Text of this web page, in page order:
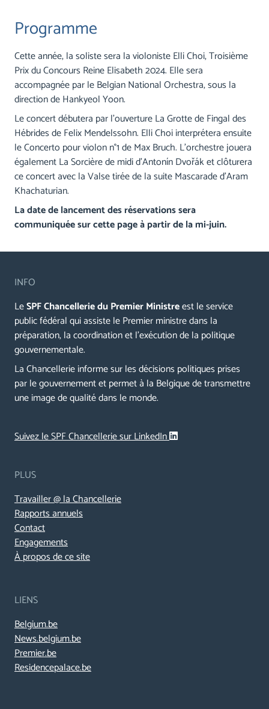
Programme
Cette année, la soliste sera la violoniste Elli Choi, Troisième
Prix du Concours Reine Elisabeth 2024. Elle sera
accompagnée par le Belgian National Orchestra, sous la
direction de Hankyeol Yoon.
Le concert débutera par l'ouverture La Grotte de Fingal des
Hébrides de Felix Mendelssohn. Elli Choi interprétera ensuite
le Concerto pour violon n°1 de Max Bruch. L’orchestre jouera
également La Sorcière de midi d'Antonín Dvořák et clôturera
ce concert avec la Valse tirée de la suite Mascarade d'Aram
Khachaturian.
La date de lancement des réservations sera
communiquée sur cette page à partir de la mi-juin.
INFO
LeSPF Chancellerie du Premier Ministreest le service
public fédéral qui assiste le Premier ministre dans la
préparation, la coordination et l’exécution de la politique
gouvernementale.
La Chancellerie informe sur les décisions politiques prises
par le gouvernement et permet à la Belgique de transmettre
une image de qualité dans le monde.
Suivez le SPF Chancellerie sur LinkedIn
PLUS
Travailler @ la Chancellerie
Rapports annuels
Contact
Engagements
À propos de ce site
LIENS
Belgium.be
News.belgium.be
Premier.be
Residencepalace.be